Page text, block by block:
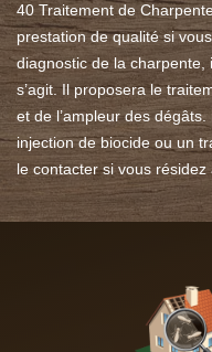
40 Traitement de
prestation de qualité si
diagnostic de la charpente,
s’agit. Il proposera le
et de l’ampleur des
injection de biocide ou un
le contacter si vous